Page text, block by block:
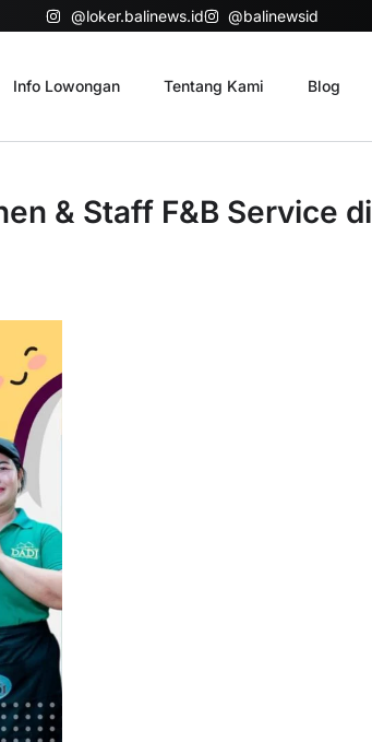
@loker.balinews.id @balinewsid
Info Lowongan Tentang Kami Blog
& Staff F&B Service di